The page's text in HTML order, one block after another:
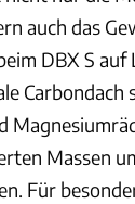
auch das
DBX S auf
Carbondach
Massen
Für